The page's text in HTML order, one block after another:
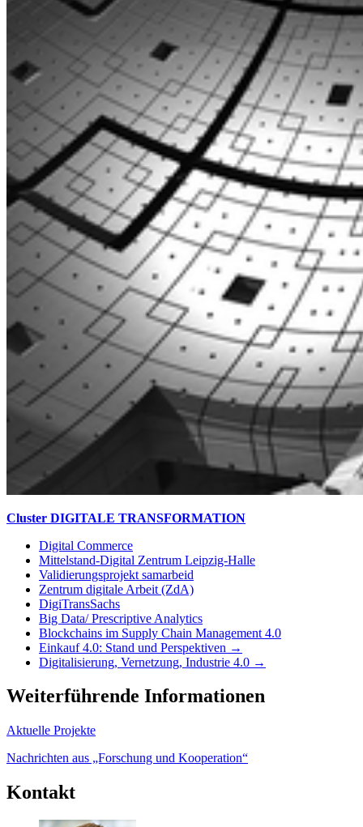
Cluster DIGITALE TRANSFORMATION
Digital Commerce
Mittelstand-Digital Zentrum Leipzig-Halle
Validierungsprojekt samarbeid
Zentrum digitale Arbeit (ZdA)
DigiTransSachs
Big Data/ Prescriptive Analytics
Blockchains im Supply Chain Management 4.0
Einkauf 4.0: Stand und Perspektiven →
Digitalisierung, Vernetzung, Industrie 4.0 →
Weiterführende Informationen
Aktuelle Projekte
Nachrichten aus „Forschung und Kooperation“
Kontakt